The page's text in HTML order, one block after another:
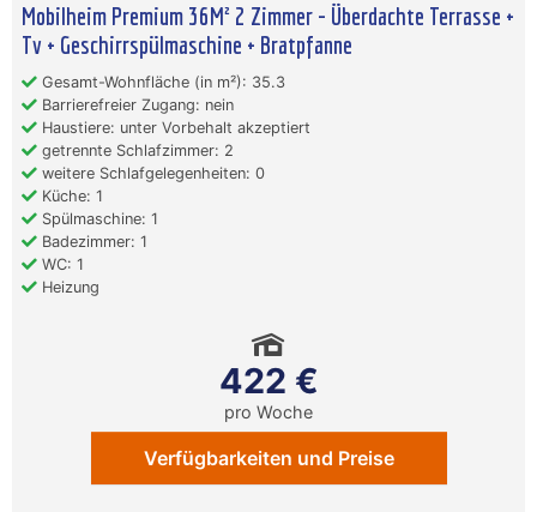
Mobilheim Premium 36M² 2 Zimmer - Überdachte Terrasse +
Tv + Geschirrspülmaschine + Bratpfanne
Gesamt-Wohnfläche (in m²): 35.3
Barrierefreier Zugang: nein
Haustiere: unter Vorbehalt akzeptiert
getrennte Schlafzimmer: 2
weitere Schlafgelegenheiten: 0
Küche: 1
Spülmaschine: 1
Badezimmer: 1
WC: 1
Heizung
422 €
pro Woche
Verfügbarkeiten und Preise